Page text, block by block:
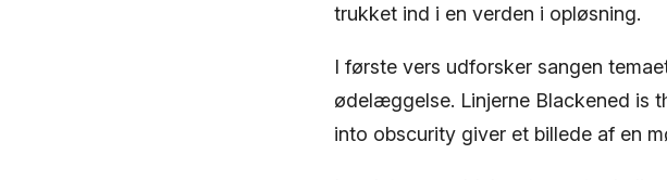
trukket ind i en verden i opløsning.
I første vers udforsker sangen
ødelæggelse. Linjerne Blackened is
into obscurity giver et billede af en